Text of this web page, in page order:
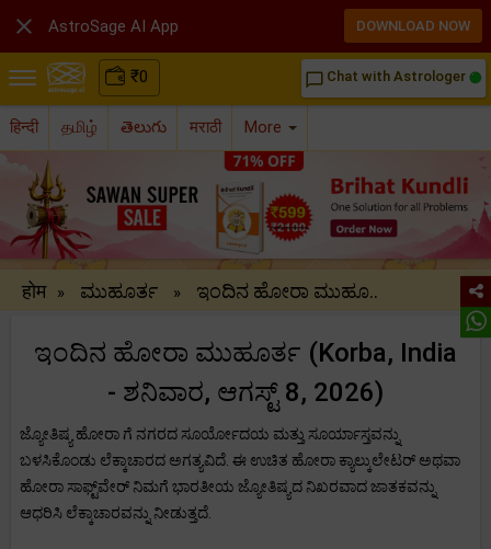
₹0 chat_bubble_outline Chat with Astrologer
हिन्दी தமிழ் తెలుగు मराठी More
होम » ಮುಹೂರ್ತ » ಇಂದಿನ ಹೋರಾ ಮುಹೂ..
ಇಂದಿನ ಹೋರಾ ಮುಹೂರ್ತ (Korba, India
- ಶನಿವಾರ, ಆಗಸ್ಟ್ 8, 2026)
ಜ್ಯೋತಿಷ್ಯ ಹೋರಾ ಗೆ ನಗರದ ಸೂರ್ಯೋದಯ ಮತ್ತು ಸೂರ್ಯಾಸ್ತವನ್ನು
ಬಳಸಿಕೊಂಡು ಲೆಕ್ಕಾಚಾರದ ಅಗತ್ಯವಿದೆ. ಈ ಉಚಿತ ಹೋರಾ ಕ್ಯಾಲ್ಕುಲೇಟರ್ ಅಥವಾ
ಹೋರಾ ಸಾಫ್ಟ್‌ವೇರ್ ನಿಮಗೆ ಭಾರತೀಯ ಜ್ಯೋತಿಷ್ಯದ ನಿಖರವಾದ ಜಾತಕವನ್ನು
ಆಧರಿಸಿ ಲೆಕ್ಕಾಚಾರವನ್ನು ನೀಡುತ್ತದೆ.
 AstroSage AI App DOWNLOAD NOW